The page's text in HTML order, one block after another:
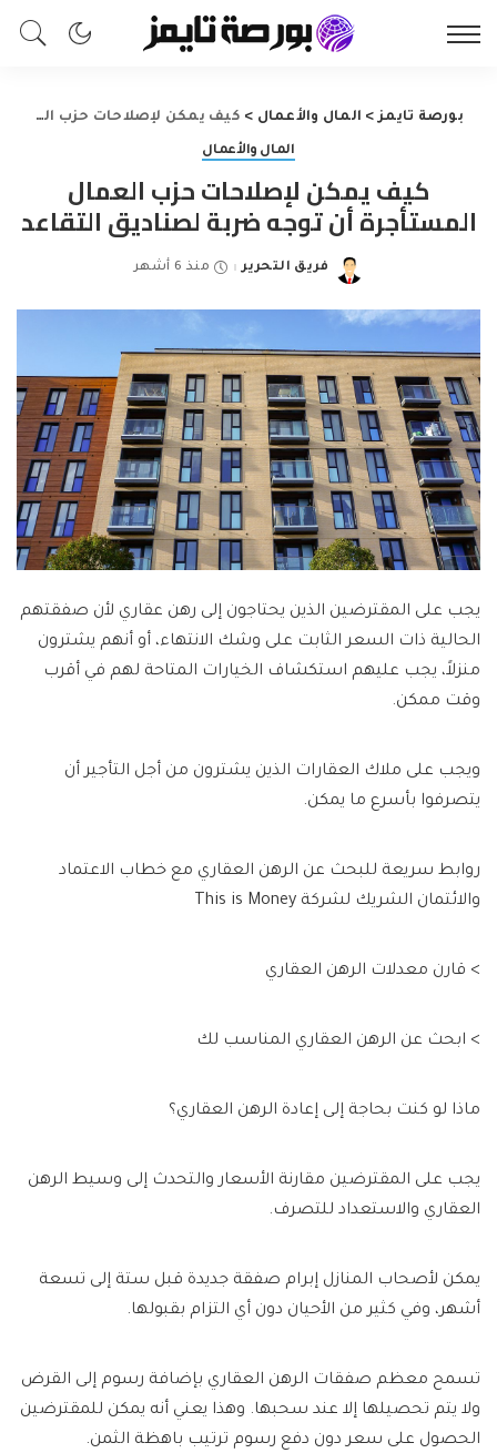
بورصة تايمز> المال والأعمال > كيف يمكن لإصلاحات حزب العمال المستأجرة أن توجه ضربة لصناديق التقاعد
المال والأعمال
كيف يمكن لإصلاحات حزب العمال
المستأجرة أن توجه ضربة لصناديق التقاعد
Posted
فريق التحرير منذ 6 أشهر
يجب على المقترضين الذين يحتاجون إلى رهن عقاري لأن صفقتهم
الحالية ذات السعر الثابت على وشك الانتهاء، أو أنهم يشترون
منزلاً، يجب عليهم استكشاف الخيارات المتاحة لهم في أقرب
وقت ممكن.
ويجب على ملاك العقارات الذين يشترون من أجل التأجير أن
يتصرفوا بأسرع ما يمكن.
روابط سريعة للبحث عن الرهن العقاري مع خطاب الاعتماد
والائتمان الشريك لشركة This is Money
> قارن معدلات الرهن العقاري
> ابحث عن الرهن العقاري المناسب لك
ماذا لو كنت بحاجة إلى إعادة الرهن العقاري؟
يجب على المقترضين مقارنة الأسعار والتحدث إلى وسيط الرهن
العقاري والاستعداد للتصرف.
يمكن لأصحاب المنازل إبرام صفقة جديدة قبل ستة إلى تسعة
أشهر، وفي كثير من الأحيان دون أي التزام بقبولها.
تسمح معظم صفقات الرهن العقاري بإضافة رسوم إلى القرض
ولا يتم تحصيلها إلا عند سحبها. وهذا يعني أنه يمكن للمقترضين
الحصول على سعر دون دفع رسوم ترتيب باهظة الثمن.